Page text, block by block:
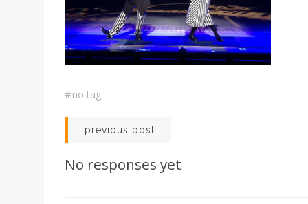
#no tag
投
稿
previous post
No responses yet